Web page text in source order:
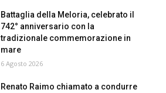
Battaglia della Meloria, celebrato il
742° anniversario con la
tradizionale commemorazione in
mare
6 Agosto 2026
Renato Raimo chiamato a condurre